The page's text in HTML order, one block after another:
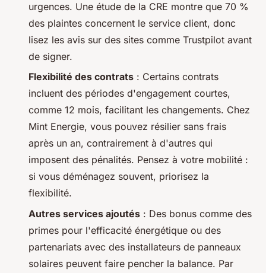
urgences. Une étude de la CRE montre que 70 %
des plaintes concernent le service client, donc
lisez les avis sur des sites comme Trustpilot avant
de signer.
Flexibilité des contrats : Certains contrats
incluent des périodes d'engagement courtes,
comme 12 mois, facilitant les changements. Chez
Mint Energie, vous pouvez résilier sans frais
après un an, contrairement à d'autres qui
imposent des pénalités. Pensez à votre mobilité :
si vous déménagez souvent, priorisez la
flexibilité.
Autres services ajoutés : Des bonus comme des
primes pour l'efficacité énergétique ou des
partenariats avec des installateurs de panneaux
solaires peuvent faire pencher la balance. Par